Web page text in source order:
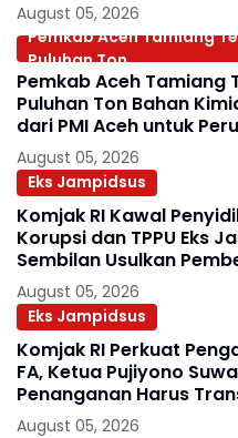
August 05, 2026
Pemkab Aceh Tamiang
Puluhan Ton.
Pemkab Aceh Tamiang
Puluhan Ton Bahan
dari PMI Aceh untuk
Tamiang
August 05, 2026
Eks Jampidsus
Komjak RI Kawal
Korupsi dan TPPU Eks
Sembilan Usulkan
Jaksa
August 05, 2026
Eks Jampidsus
Komjak RI Perkuat
FA, Ketua Pujiyono
Penanganan Harus
Bebas Konflik
August 05, 2026